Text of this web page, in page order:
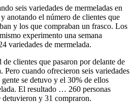
seis variedades de mermeladas en
anotando el número de clientes que
y los que compraban un frasco. Los
experimento una semana
variedades de mermelada.
clientes que pasaron por delante de
Pero cuando ofrecieron seis variedades
se detuvo y el 30% de ellos
El resultado … 260 personas
detuvieron y 31 compraron.